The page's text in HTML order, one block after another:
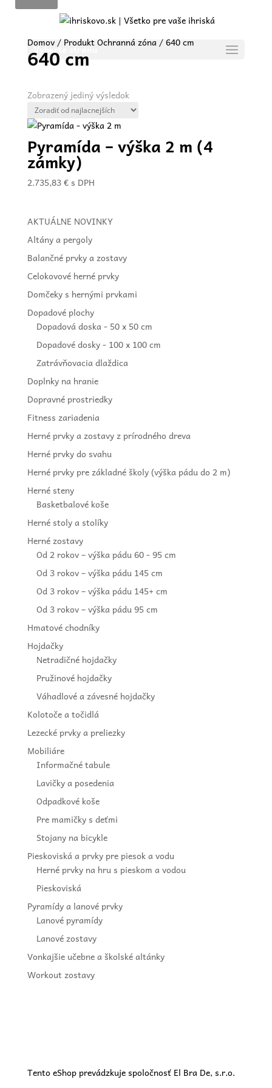
Vyberte stranu
Domov/ Produkt Ochranná zóna / 640 cm
640 cm
Zobrazený jediný výsledok
Pyramída – výška 2 m (4
zámky)
2.735,83€ s DPH
AKTUÁLNE NOVINKY
Altány a pergoly
Balančné prvky a zostavy
Celokovové herné prvky
Domčeky s hernými prvkami
Dopadové plochy
Dopadová doska - 50 x 50 cm
Dopadové dosky - 100 x 100 cm
Zatrávňovacia dlaždica
Doplnky na hranie
Dopravné prostriedky
Fitness zariadenia
Herné prvky a zostavy z prírodného dreva
Herné prvky do svahu
Herné prvky pre základné školy (výška pádu do 2 m)
Herné steny
Basketbalové koše
Herné stoly a stolíky
Herné zostavy
Od 2 rokov – výška pádu 60 - 95 cm
Od 3 rokov – výška pádu 145 cm
Od 3 rokov – výška pádu 145+ cm
Od 3 rokov – výška pádu 95 cm
Hmatové chodníky
Hojdačky
Netradičné hojdačky
Pružinové hojdačky
Váhadlové a závesné hojdačky
Kolotoče a točidlá
Lezecké prvky a preliezky
Mobiliáre
Informačné tabule
Lavičky a posedenia
Odpadkové koše
Pre mamičky s deťmi
Stojany na bicykle
Pieskoviská a prvky pre piesok a vodu
Herné prvky na hru s pieskom a vodou
Pieskoviská
Pyramídy a lanové prvky
Lanové pyramídy
Lanové zostavy
Vonkajšie učebne a školské altánky
Workout zostavy
Tento eShop prevádzkuje spoločnosť El Bra De, s.r.o.